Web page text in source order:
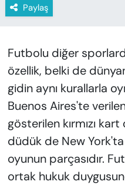
Paylaş
Futbolu diğer
özellik, belki de
gidin aynı kurallarla
Buenos Aires'te
gösterilen kırmızı
düdük de New
oyunun parçasıdır.
ortak hukuk
SAĞLIK
SPOR
KÜLTÜR-SANAT
ÖZEL HABER
Haber Arşivi